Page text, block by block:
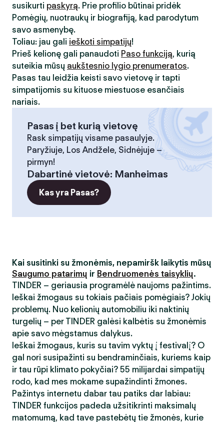
susikurti paskyrą. Prie profilio būtinai pridėk
Pomėgių, nuotraukų ir biografiją, kad parodytum
savo asmenybę.
Toliau: jau gali ieškoti simpatijų!
Prieš kelionę gali panaudoti Paso funkciją, kurią
suteikia mūsų aukštesnio lygio prenumeratos.
Pasas tau leidžia keisti savo vietovę ir tapti
simpatijomis su kituose miestuose esančiais
nariais.
Pasas į bet kurią vietovę
Rask simpatijų visame pasaulyje.
Paryžiuje, Los Andžele, Sidnėjuje –
pirmyn!
Dabartinė vietovė: Manheimas
Kas yra Pasas?
Kai susitinki su žmonėmis, nepamiršk laikytis mūsų
Saugumo patarimų ir Bendruomenės taisyklių.
TINDER – geriausia programėlė naujoms pažintims.
Ieškai žmogaus su tokiais pačiais pomėgiais? Jokių
problemų. Nuo kelionių automobiliu iki naktinių
turgelių – per TINDER galėsi kalbėtis su žmonėmis
apie savo mėgstamus dalykus.
Ieškai žmogaus, kuris su tavim vyktų į festivalį? O
gal nori susipažinti su bendraminčiais, kuriems kaip
ir tau rūpi klimato pokyčiai? 55 milijardai simpatijų
rodo, kad mes mokame supažindinti žmones.
Pažintys internetu dabar tau patiks dar labiau:
TINDER funkcijos padeda užsitikrinti maksimalų
matomumą, kad tave pastebėtų tie žmonės, kurie